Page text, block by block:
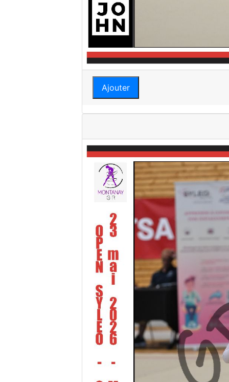
Ajouter